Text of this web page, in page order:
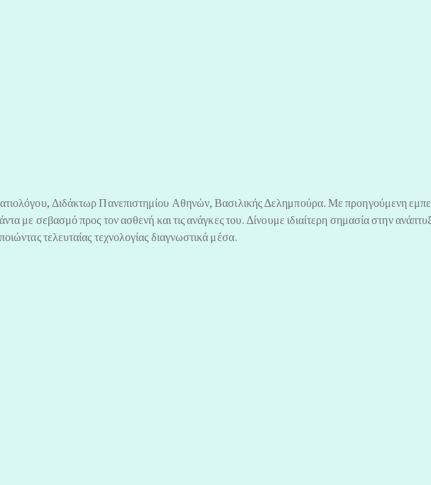
Διδάκτωρ Πανεπιστημίου Αθηνών, Βασιλικής Δελημπούρα. Με προηγούμενη
με σεβασμό προς τον ασθενή και τις ανάγκες του. Δίνουμε ιδιαίτερη σημασία στην
τελευταίας τεχνολογίας διαγνωστικά μέσα.